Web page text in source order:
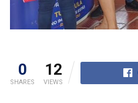
0
SHARES
12
VIEWS